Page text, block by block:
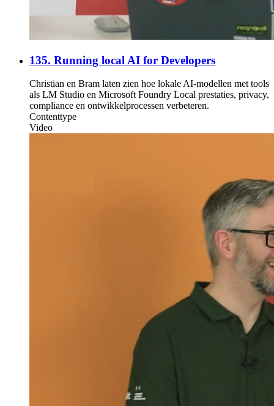
135. Running local AI for Developers
Christian en Bram laten zien hoe lokale AI-modellen met tools
als LM Studio en Microsoft Foundry Local prestaties, privacy,
compliance en ontwikkelprocessen verbeteren.
Contenttype
Video